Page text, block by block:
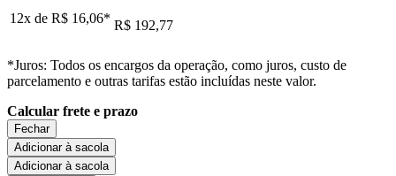
12x de R$ 16,06* R$ 192,77
*Juros: Todos os encargos da operação, como juros, custo de
parcelamento e outras tarifas estão incluídas neste valor.
Calcular frete e prazo
Fechar
Adicionar à sacola
Adicionar à sacola